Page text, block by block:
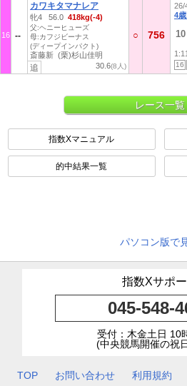
16
カワキタマナレア
牝4 56.0 418kg(-4)
父:ヘニーヒューズ
母:カフジビーナス
(ディープインパクト)
斎藤新 (栗)杉山佳明
30.6(8人)
追
○ 756
26/
4
10
16
レース一覧
指数Xマニュアル
的中結果一覧
パソコン版で
指数Xサポー
045-548-
受付：木金土日 10
(中央競馬開催の祝
TOP お問い合わせ 利用規約